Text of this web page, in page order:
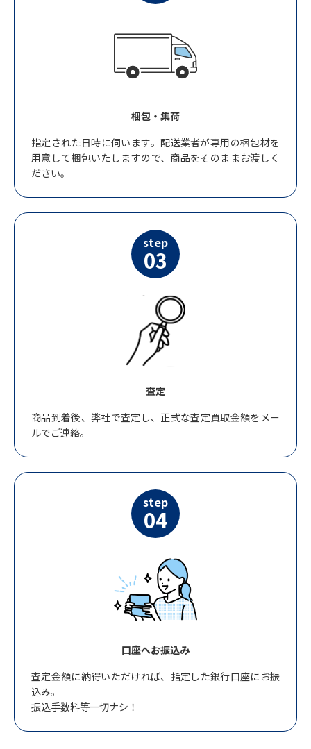
梱包・集荷
指定された日時に伺います。配送業者が専用の梱包材を
用意して梱包いたしますので、商品をそのままお渡しく
ださい。
step
03
査定
商品到着後、弊社で査定し、正式な査定買取金額をメー
ルでご連絡。
step
04
口座へお振込み
査定金額に納得いただければ、指定した銀行口座にお振
込み。
振込手数料等一切ナシ！